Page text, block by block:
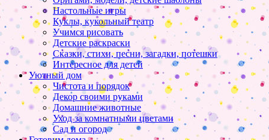
Настольные игры
Куклы, кукольный театр
Учимся рисовать
Детские раскраски
Сказки, стихи, песни, загадки, потешки
Интересное для детей
Уютный дом
Чистота и порядок
Декор своими руками
Домашние животные
Уход за комнатными цветами
Сад и огород